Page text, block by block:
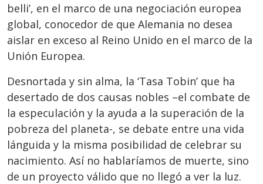
belli’, en el marco de una negociación europea
global, conocedor de que Alemania no desea
aislar en exceso al Reino Unido en el marco de la
Unión Europea.
Desnortada y sin alma, la ‘Tasa Tobin’ que ha
desertado de dos causas nobles –el combate de
la especulación y la ayuda a la superación de la
pobreza del planeta-, se debate entre una vida
lánguida y la misma posibilidad de celebrar su
nacimiento. Así no hablaríamos de muerte, sino
de un proyecto válido que no llegó a ver la luz.